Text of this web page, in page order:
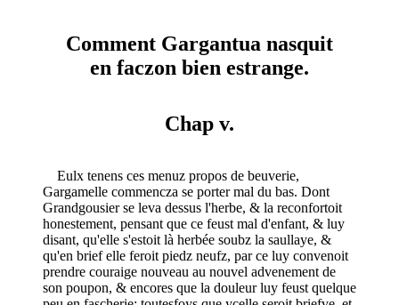
Comment Gargantua nasquit
en faczon bien estrange.
Chap v.
Eulx tenens ces menuz propos de beuverie,
Gargamelle commencza se porter mal du bas. Dont
Grandgousier se leva dessus l'herbe, & la reconfortoit
honestement, pensant que ce feust mal d'enfant, & luy
disant, qu'elle s'estoit là herbée soubz la saullaye, &
qu'en brief elle feroit piedz neufz, par ce luy convenoit
prendre couraige nouveau au nouvel advenement de
son poupon, & encores que la douleur luy feust quelque